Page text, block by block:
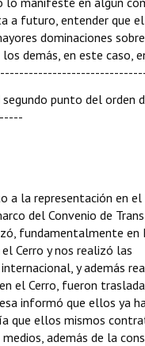
a futuro, entender que
dominaciones
demás, en este caso,
segundo punto del orden
a la representación en el
del Convenio de
fundamentalmente en
Cerro y nos realizó las
y además
el Cerro, fueron
informó que ellos ya
que ellos mismos
además de la